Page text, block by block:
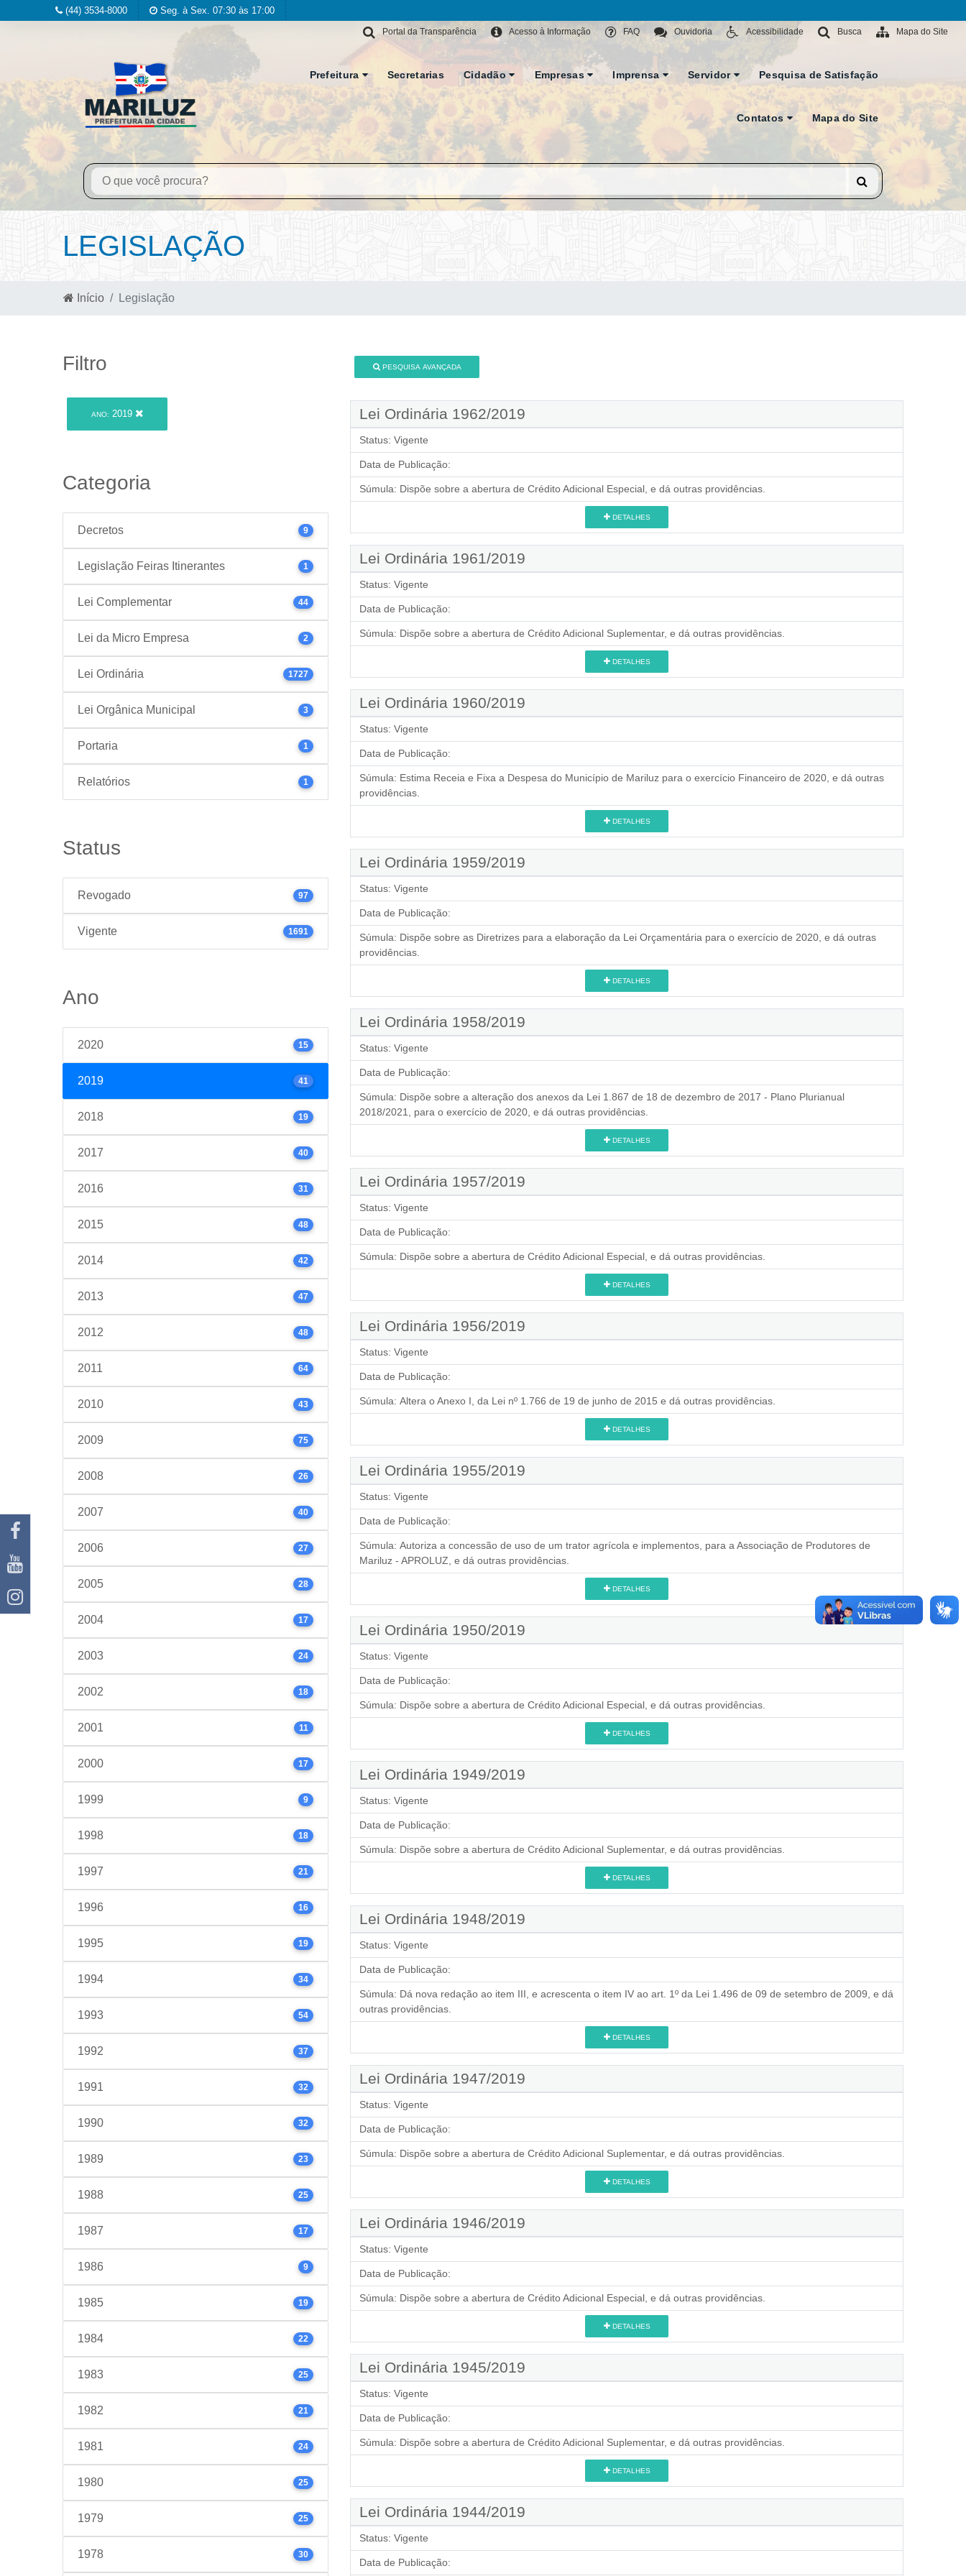
(44) 3534-8000 Seg. à Sex. 07:30 às 17:00
Mapa do Site
Busca
Acessibilidade
Ouvidoria
FAQ
Acesso à Informação
Portal da Transparência
Prefeitura Secretarias Cidadão Empresas Imprensa Servidor Pesquisa de Satisfação
Contatos Mapa do Site
LEGISLAÇÃO
Início Legislação
Filtro
ANO: 2019
Categoria
Decretos 9
Legislação Feiras Itinerantes 1
Lei Complementar 44
Lei da Micro Empresa 2
Lei Ordinária 1727
Lei Orgânica Municipal 3
Portaria 1
Relatórios 1
Status
Revogado 97
Vigente 1691
Ano
2020 15
2019 41
2018 19
2017 40
2016 31
2015 48
2014 42
2013 47
2012 48
2011 64
2010 43
2009 75
2008 26
2007 40
2006 27
2005 28
2004 17
2003 24
2002 18
2001 11
2000 17
1999 9
1998 18
1997 21
1996 16
1995 19
1994 34
1993 54
1992 37
1991 32
1990 32
1989 23
1988 25
1987 17
1986 9
1985 19
1984 22
1983 25
1982 21
1981 24
1980 25
1979 25
1978 30
PESQUISA AVANÇADA
Lei Ordinária 1962/2019
Status: Vigente
Data de Publicação:
Súmula: Dispõe sobre a abertura de Crédito Adicional Especial, e dá outras providências.
DETALHES
Lei Ordinária 1961/2019
Status: Vigente
Data de Publicação:
Súmula: Dispõe sobre a abertura de Crédito Adicional Suplementar, e dá outras providências.
DETALHES
Lei Ordinária 1960/2019
Status: Vigente
Data de Publicação:
Súmula: Estima Receia e Fixa a Despesa do Município de Mariluz para o exercício Financeiro de 2020, e dá outras
providências.
DETALHES
Lei Ordinária 1959/2019
Status: Vigente
Data de Publicação:
Súmula: Dispõe sobre as Diretrizes para a elaboração da Lei Orçamentária para o exercício de 2020, e dá outras
providências.
DETALHES
Lei Ordinária 1958/2019
Status: Vigente
Data de Publicação:
Súmula: Dispõe sobre a alteração dos anexos da Lei 1.867 de 18 de dezembro de 2017 - Plano Plurianual
2018/2021, para o exercício de 2020, e dá outras providências.
DETALHES
Lei Ordinária 1957/2019
Status: Vigente
Data de Publicação:
Súmula: Dispõe sobre a abertura de Crédito Adicional Especial, e dá outras providências.
DETALHES
Lei Ordinária 1956/2019
Status: Vigente
Data de Publicação:
Súmula: Altera o Anexo I, da Lei nº 1.766 de 19 de junho de 2015 e dá outras providências.
DETALHES
Lei Ordinária 1955/2019
Status: Vigente
Data de Publicação:
Súmula: Autoriza a concessão de uso de um trator agrícola e implementos, para a Associação de Produtores de
Mariluz - APROLUZ, e dá outras providências.
DETALHES
Lei Ordinária 1950/2019
Status: Vigente
Data de Publicação:
Súmula: Dispõe sobre a abertura de Crédito Adicional Especial, e dá outras providências.
DETALHES
Lei Ordinária 1949/2019
Status: Vigente
Data de Publicação:
Súmula: Dispõe sobre a abertura de Crédito Adicional Suplementar, e dá outras providências.
DETALHES
Lei Ordinária 1948/2019
Status: Vigente
Data de Publicação:
Súmula: Dá nova redação ao item III, e acrescenta o item IV ao art. 1º da Lei 1.496 de 09 de setembro de 2009, e dá
outras providências.
DETALHES
Lei Ordinária 1947/2019
Status: Vigente
Data de Publicação:
Súmula: Dispõe sobre a abertura de Crédito Adicional Suplementar, e dá outras providências.
DETALHES
Lei Ordinária 1946/2019
Status: Vigente
Data de Publicação:
Súmula: Dispõe sobre a abertura de Crédito Adicional Especial, e dá outras providências.
DETALHES
Lei Ordinária 1945/2019
Status: Vigente
Data de Publicação:
Súmula: Dispõe sobre a abertura de Crédito Adicional Suplementar, e dá outras providências.
DETALHES
Lei Ordinária 1944/2019
Status: Vigente
Data de Publicação: